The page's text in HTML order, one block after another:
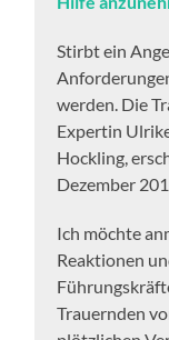
Stirbt ein
werden. Die
Expertin
Hockling,
Dezember
Ich möchte
Reaktionen
Trauernden